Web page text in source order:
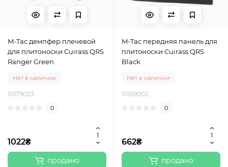
M-Tac демпфер плечевой
для плитоноски Cuirass QRS
Ranger Green
Нет в наличии
10179023
0
1022₴
продано
M-Tac передняя панель для
плитоноски Cuirass QRS
Black
Нет в наличии
10169002
0
662₴
продано